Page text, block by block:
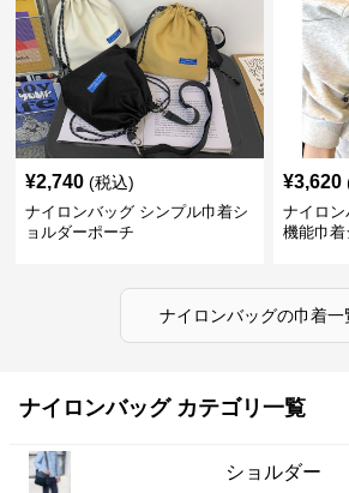
¥2,740 (税込)
ナイロンバッグ シンプル巾着シ
ョルダーポーチ
¥3,620
ナイロ
機能巾着
ナイロンバッグの巾着一
ナイロンバッグ カテゴリ一覧
ショルダー